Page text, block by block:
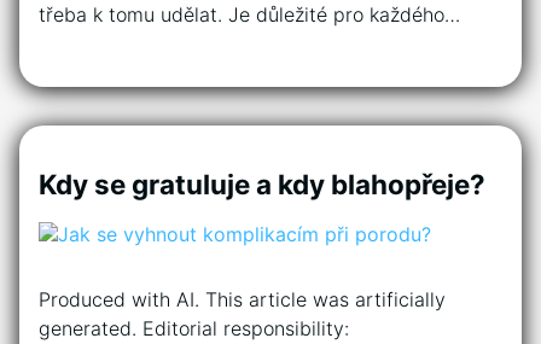
třeba k tomu udělat. Je důležité pro každého…
Kdy se gratuluje a kdy blahopřeje?
Produced with AI. This article was artificially
generated. Editorial responsibility: